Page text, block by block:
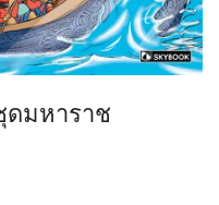
ดมหาราช